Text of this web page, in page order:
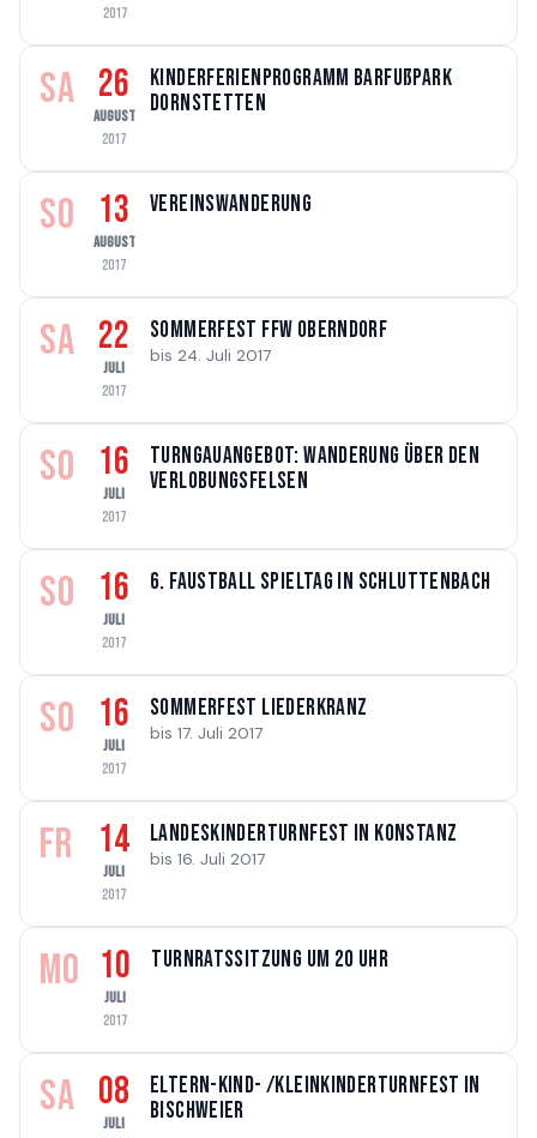
2017
SA 26
AUGUST
2017
Kinderferienprogramm Barfußpark
Dornstetten
SO 13
AUGUST
2017
Vereinswanderung
SA 22
JULI
2017
Sommerfest FFW Oberndorf
bis 24. Juli 2017
SO 16
JULI
2017
Turngauangebot: Wanderung über den
Verlobungsfelsen
SO 16
JULI
2017
6. Faustball Spieltag in Schluttenbach
SO 16
JULI
2017
Sommerfest Liederkranz
bis 17. Juli 2017
FR 14
JULI
2017
Landeskinderturnfest in Konstanz
bis 16. Juli 2017
MO 10
JULI
2017
Turnratssitzung um 20 Uhr
SA 08
JULI
Eltern-Kind- /Kleinkinderturnfest in
Bischweier